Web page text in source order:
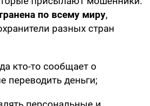
по всему миру,
разных стран
кто-то сообщает о
переводить деньги;